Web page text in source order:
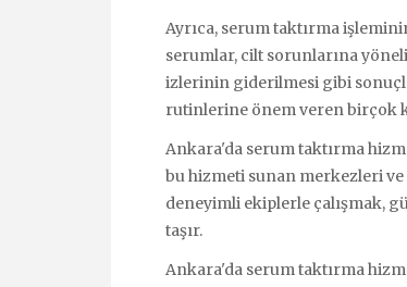
Ayrıca, serum taktırma
serumlar, cilt sorunlarına
izlerinin giderilmesi gibi
rutinlerine önem veren birçok
Ankara'da serum taktırma
bu hizmeti sunan merkezleri
deneyimli ekiplerle çalışmak,
taşır.
Ankara'da serum taktırma